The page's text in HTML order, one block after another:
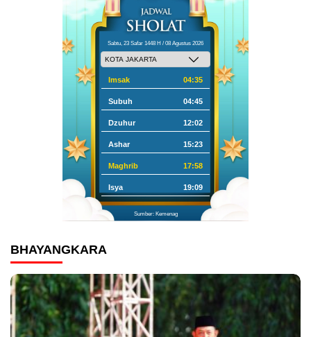
Sabtu, 23 Safar 1448 H / 08 Agustus 2026
Imsak 04:35
Subuh 04:45
Dzuhur 12:02
Ashar 15:23
Maghrib 17:58
Isya 19:09
Sumber: Kemenag
BHAYANGKARA